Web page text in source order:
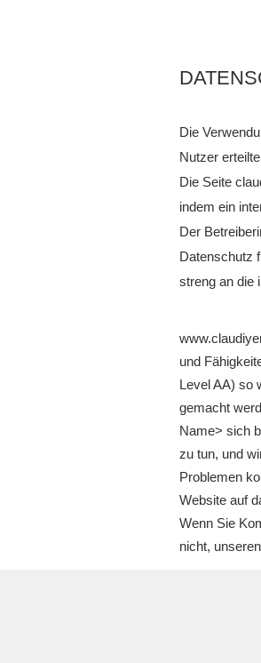
Die
Nutzer
Die Seite
indem ein
Der
Datenschutz
streng an die
und
Level AA) so
gemacht
Name> sich
zu tun, und
Problemen
Website auf
Wenn Sie
nicht,